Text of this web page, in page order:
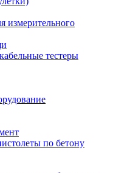
измерительного
тестеры
по бетону